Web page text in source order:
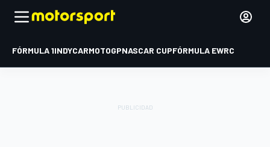
FÓRMULA 1INDYCARMOTOGPNASCAR CUPFÓRMULA EWRC